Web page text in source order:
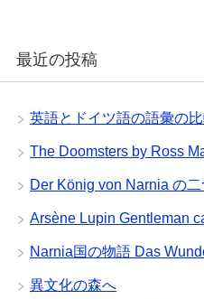
最近の投稿
英語とドイツ語の語彙の比
The Doomsters by Ross
Der König von Narnia の
Arsène Lupin Gentleman
Narnia国の物語 Das
異文化の森へ